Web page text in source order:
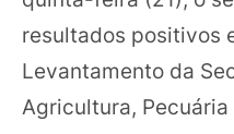
resultados positivos
Levantamento da
Agricultura,